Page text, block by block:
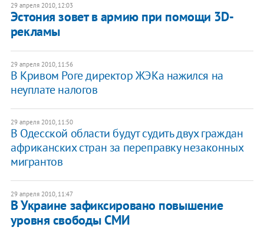
29 апреля 2010, 12:03
Эстония зовет в армию при помощи 3D-
рекламы
29 апреля 2010, 11:56
В Кривом Роге директор ЖЭКа нажился на
неуплате налогов
29 апреля 2010, 11:50
В Одесской области будут судить двух граждан
африканских стран за переправку незаконных
мигрантов
29 апреля 2010, 11:47
В Украине зафиксировано повышение
уровня свободы СМИ